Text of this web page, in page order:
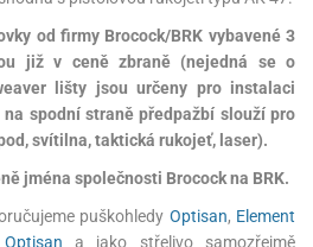
od firmy Brocock/BRK vybavené 3
již v ceně zbraně (nejedná se o
lišty jsou určeny pro instalaci
spodní straně předpažbí slouží pro
svítilna, taktická rukojeť, laser).
jména společnosti Brocock na BRK.
puškohledy Optisan, Element
Optisan a jako střelivo samozřejmě